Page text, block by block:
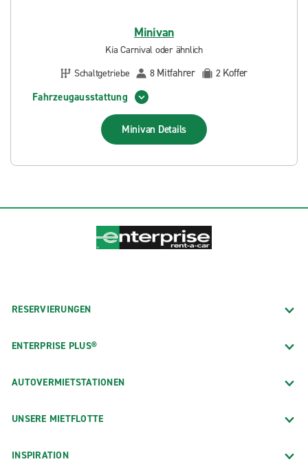
Minivan
Kia Carnival oder ähnlich
Schaltgetriebe
8 Mitfahrer 2 Koffer
Fahrzeugausstattung
Minivan Details
RESERVIERUNGEN
ENTERPRISE PLUS®
AUTOVERMIETSTATIONEN
UNSERE MIETFLOTTE
INSPIRATION